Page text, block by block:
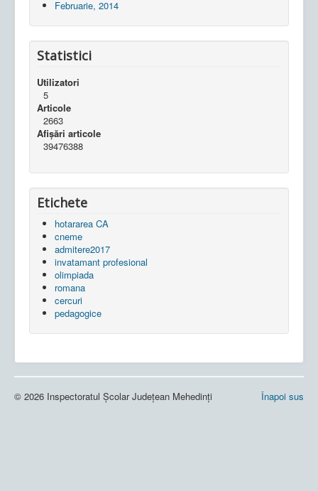
Februarie, 2014
Statistici
Utilizatori
5
Articole
2663
Afișări articole
39476388
Etichete
hotararea CA
cneme
admitere2017
invatamant profesional
olimpiada
romana
cercuri
pedagogice
Înapoi sus
© 2026 Inspectoratul Școlar Județean Mehedinți